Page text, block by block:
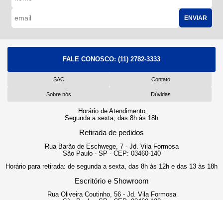
ENVIAR
FALE CONOSCO: (11) 2782-3333
SAC Contato
Sobre nós Dúvidas
Horário de Atendimento
Segunda a sexta, das 8h às 18h
Retirada de pedidos
Rua Barão de Eschwege, 7 - Jd. Vila Formosa
São Paulo - SP - CEP: 03460-140
Horário para retirada: de segunda a sexta, das 8h às 12h e das 13 às 18h
Escritório e Showroom
Rua Oliveira Coutinho, 56 - Jd. Vila Formosa